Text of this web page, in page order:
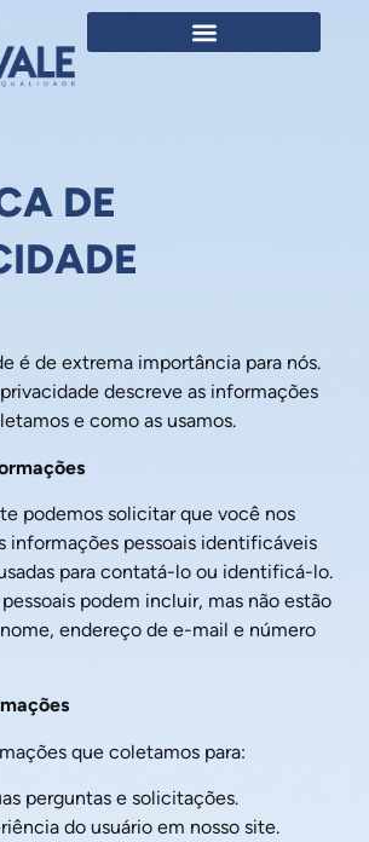
DE
é de extrema importância para nós.
descreve as informações
e como as usamos.
podemos solicitar que você nos
informações pessoais identificáveis
para contatá-lo ou identificá-lo.
podem incluir, mas não estão
endereço de e-mail e número
que coletamos para:
perguntas e solicitações.
do usuário em nosso site.